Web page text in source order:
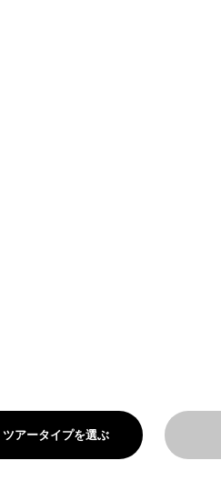
アータイプを選ぶ